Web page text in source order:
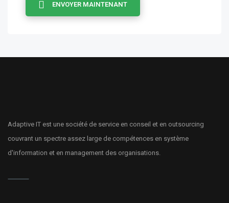
ENVOYER MAINTENANT
Adaptive IT est une société de service en conseil et en outsourcing
couvrant un spectre assez large de compétences en système
d'information et en management des organisations.